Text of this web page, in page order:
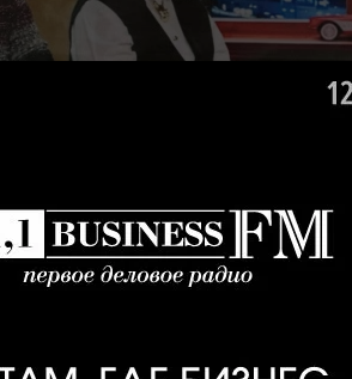
доходит до 32 человек на место